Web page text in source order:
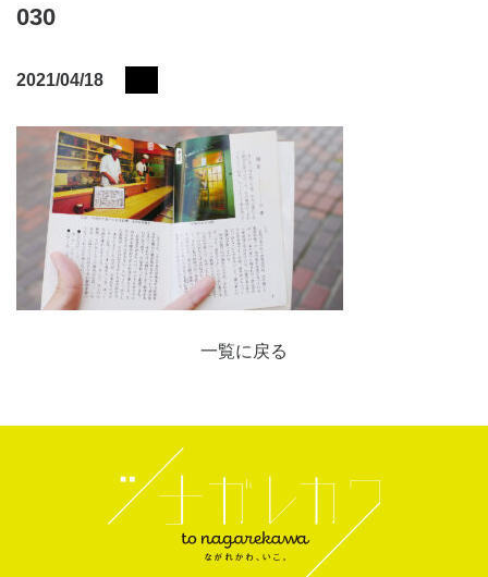
030
2021/04/18
一覧に戻る